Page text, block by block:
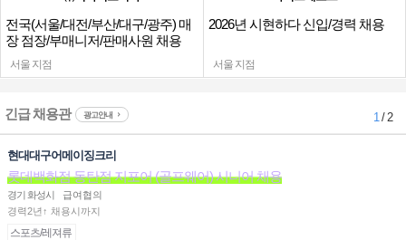
전국(서울/대전/부산/대구/광주) 매
장 점장/부매니저/판매사원 채용
서울 지점
2026년 시현하다 신입/경력 채용
서울 지점
긴급 채용관 광고안내 1/ 2
현대대구어메이징크리
롯데백화점 동탄점 지포어 (골프웨어) 시니어 채용
경기 화성시
급여협의
경력2년↑ 채용시까지
스포츠/레져류